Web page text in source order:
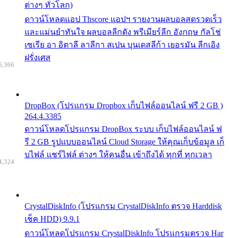
ต่างๆ ทั่วโลก)
ดาวน์โหลดแอป Thscore แอปฯ รายงานผลบอลสดรวดเร็ว
และแม่นยำทันใจ ผลบอลลีกดัง พรีเมียร์ลีก อังกฤษ กัลโช่
เซเรีย อา อิตาลี ลาลีกา สเปน บุนเดสลีก้า เยอรมัน ลีกเอิง
ฝรั่งเศส
DropBox (โปรแกรม Dropbox เก็บไฟล์ออนไลน์ ฟรี 2 GB )
264.4.3385
ดาวน์โหลดโปรแกรม DropBox ระบบ เก็บไฟล์ออนไลน์ ฟ
รี 2 GB รูปแบบออนไลน์ Cloud Storage ให้คุณเก็บข้อมูล เก็
บไฟล์ แชร์ไฟล์ ต่างๆ ให้คนอื่น เข้าถึงได้ ทุกที่ ทุกเวลา
CrystalDiskInfo (โปรแกรม CrystalDiskInfo ตรวจ Harddisk
เช็ค HDD) 9.9.1
ดาวน์โหลดโปรแกรม CrystalDiskInfo โปรแกรมตรวจ Har